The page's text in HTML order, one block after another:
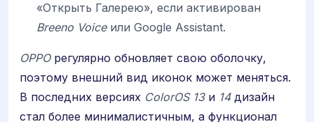
«Открыть Галерею», если активирован
Breeno Voiceили Google Assistant.
OPPOрегулярно обновляет свою оболочку,
поэтому внешний вид иконок может меняться.
В последних версиях ColorOS 13и 14дизайн
стал более минималистичным, а функционал